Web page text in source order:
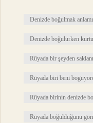
Denizde boğulmak
Denizde boğulurken
Rüyada bir şeyden
Rüyada biri beni
Rüyada birinin denizde
Rüyada boğulduğunu